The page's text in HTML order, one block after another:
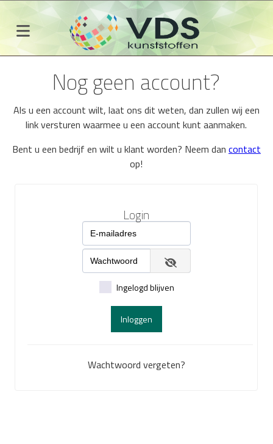
Nog geen account?
Als u een account wilt, laat ons dit weten, dan zullen wij een
link versturen waarmee u een account kunt aanmaken.
Bent u een bedrijf en wilt u klant worden? Neem dan contact
op!
Login
Ingelogd blijven
Inloggen
Wachtwoord vergeten?